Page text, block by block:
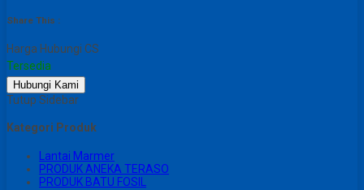
Share This :
Harga Hubungi CS
Tersedia
Hubungi Kami
Tutup Sidebar
Kategori Produk
Lantai Marmer
PRODUK ANEKA TERASO
PRODUK BATU FOSIL